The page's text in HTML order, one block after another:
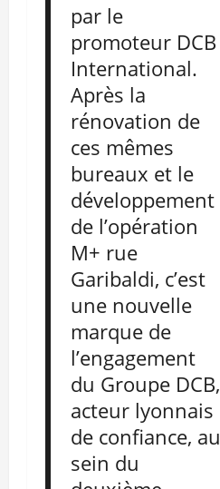
par le
promoteur DCB
International.
Après la
rénovation de
ces mêmes
bureaux et le
développement
de l’opération
M+ rue
Garibaldi, c’est
une nouvelle
marque de
l’engagement
du Groupe DCB,
acteur lyonnais
de confiance, au
sein du